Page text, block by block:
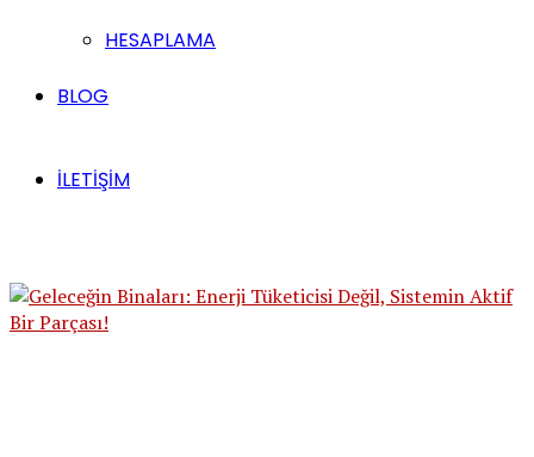
HESAPLAMA
BLOG
İLETİŞİM